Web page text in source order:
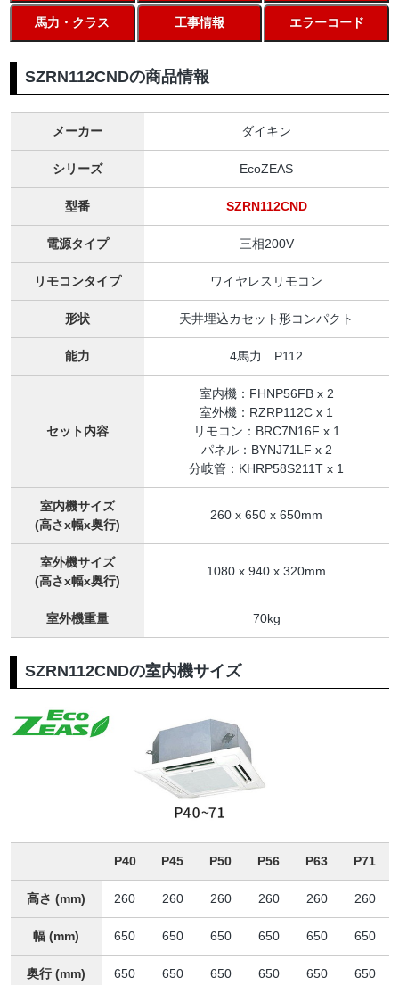
馬力・クラス 工事情報 エラーコード
SZRN112CNDの商品情報
メーカー ダイキン
シリーズ EcoZEAS
型番 SZRN112CND
電源タイプ 三相200V
リモコンタイプ ワイヤレスリモコン
形状 天井埋込カセット形コンパクト
能力 4馬力 P112
セット内容
室内機：FHNP56FB x 2
室外機：RZRP112C x 1
リモコン：BRC7N16F x 1
パネル：BYNJ71LF x 2
分岐管：KHRP58S211T x 1
室内機サイズ
(高さx幅x奥行)
260 x 650 x 650mm
室外機サイズ
(高さx幅x奥行)
1080 x 940 x 320mm
室外機重量 70kg
SZRN112CNDの室内機サイズ
P40 P45 P50 P56 P63 P71
高さ (mm) 260 260 260 260 260 260
幅 (mm) 650 650 650 650 650 650
奥行 (mm) 650 650 650 650 650 650